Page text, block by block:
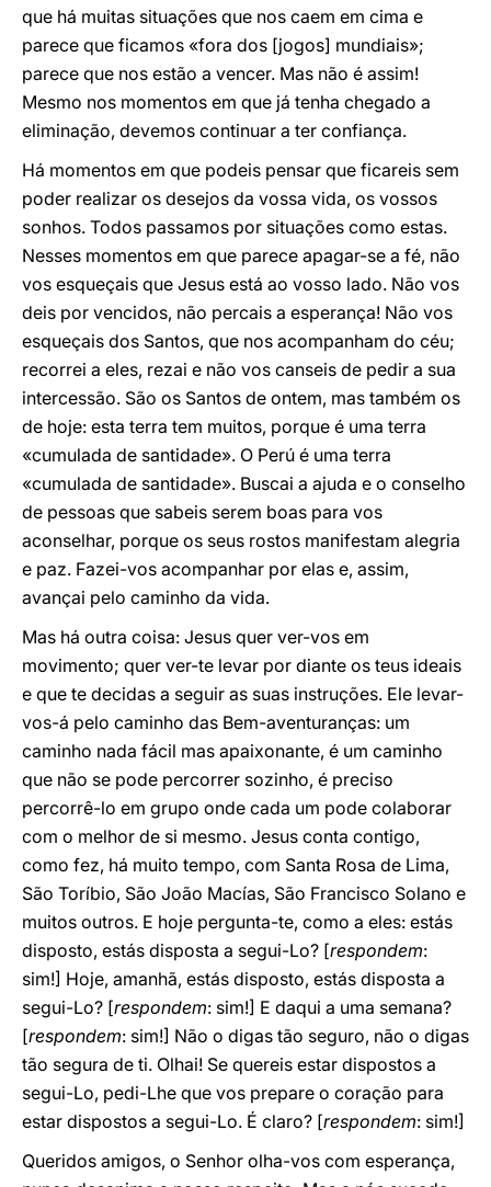
que há muitas situações que nos caem em cima e
parece que ficamos «fora dos [jogos] mundiais»;
parece que nos estão a vencer. Mas não é assim!
Mesmo nos momentos em que já tenha chegado a
eliminação, devemos continuar a ter confiança.
Há momentos em que podeis pensar que ficareis sem
poder realizar os desejos da vossa vida, os vossos
sonhos. Todos passamos por situações como estas.
Nesses momentos em que parece apagar-se a fé, não
vos esqueçais que Jesus está ao vosso lado. Não vos
deis por vencidos, não percais a esperança! Não vos
esqueçais dos Santos, que nos acompanham do céu;
recorrei a eles, rezai e não vos canseis de pedir a sua
intercessão. São os Santos de ontem, mas também os
de hoje: esta terra tem muitos, porque é uma terra
«cumulada de santidade». O Perú é uma terra
«cumulada de santidade». Buscai a ajuda e o conselho
de pessoas que sabeis serem boas para vos
aconselhar, porque os seus rostos manifestam alegria
e paz. Fazei-vos acompanhar por elas e, assim,
avançai pelo caminho da vida.
Mas há outra coisa: Jesus quer ver-vos em
movimento; quer ver-te levar por diante os teus ideais
e que te decidas a seguir as suas instruções. Ele levar-
vos-á pelo caminho das Bem-aventuranças: um
caminho nada fácil mas apaixonante, é um caminho
que não se pode percorrer sozinho, é preciso
percorrê-lo em grupo onde cada um pode colaborar
com o melhor de si mesmo. Jesus conta contigo,
como fez, há muito tempo, com Santa Rosa de Lima,
São Toríbio, São João Macías, São Francisco Solano e
muitos outros. E hoje pergunta-te, como a eles: estás
disposto, estás disposta a segui-Lo? [respondem:
sim!] Hoje, amanhã, estás disposto, estás disposta a
segui-Lo? [respondem: sim!] E daqui a uma semana?
[respondem: sim!] Não o digas tão seguro, não o digas
tão segura de ti. Olhai! Se quereis estar dispostos a
segui-Lo, pedi-Lhe que vos prepare o coração para
estar dispostos a segui-Lo. É claro? [respondem: sim!]
Queridos amigos, o Senhor olha-vos com esperança,